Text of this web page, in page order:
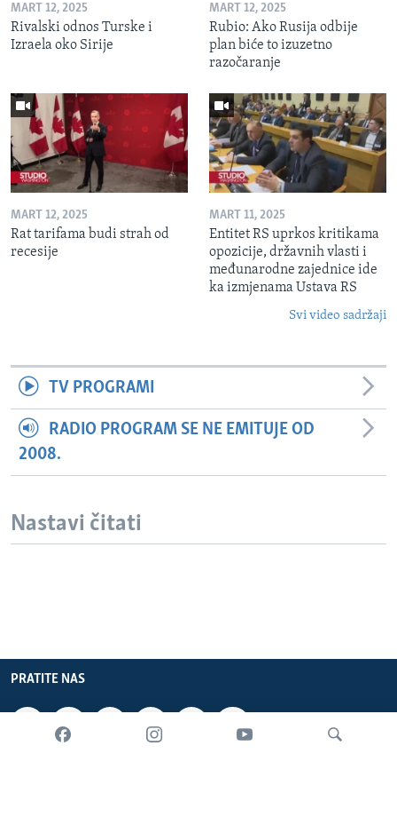
MART 12, 2025
Rivalski odnos Turske i
Izraela oko Sirije
MART 12, 2025
Rubio: Ako Rusija odbije
plan biće to izuzetno
razočaranje
MART 12, 2025
Rat tarifama budi strah od
recesije
MART 11, 2025
Entitet RS uprkos kritikama
opozicije, državnih vlasti i
međunarodne zajednice ide
ka izmjenama Ustava RS
Svi video sadržaji
TV PROGRAMI
RADIO PROGRAM SE NE EMITUJE OD
2008.
Nastavi čitati
PRATITE NAS